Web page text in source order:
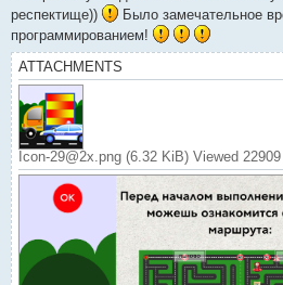
респектище))
Было замечательное
программированием!
ATTACHMENTS
Icon-29@2x.png (6.32 KiB) Viewed